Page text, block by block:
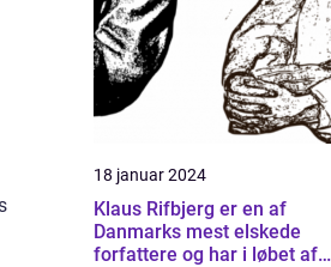
18 januar 2024
Klaus Rifbjerg er en af
Danmarks mest elskede
forfattere og har i løbet af